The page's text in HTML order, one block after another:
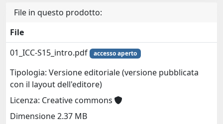
File in questo prodotto:
File
01_ICC-S15_intro.pdf
accesso aperto
Tipologia: Versione editoriale (versione pubblicata
con il layout dell'editore)
Licenza: Creative commons
Dimensione 2.37 MB